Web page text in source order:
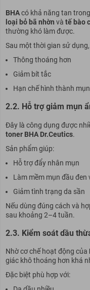
BHAcó khả năng tan
loại bỏ bã nhờn và tế bào
thường khó làm được.
Sau một thời gian sử
Thông thoáng hơn
Giảm bít tắc
Hạn chế hình thành
2.2. Hỗ trợ giảm mụn
Đây là công dụng được
toner BHA Dr.Ceutics.
Sản phẩm giúp:
Hỗ trợ đẩy nhân mụn
Làm mềm mụn đầu đen
Giảm tình trạng da sần
Nếu dùng đúng cách và
sau khoảng 2–4 tuần.
2.3. Kiểm soát dầu
Nhờ cơ chế hoạt động của
giác khô thoáng hơn khá
Đặc biệt phù hợp với: